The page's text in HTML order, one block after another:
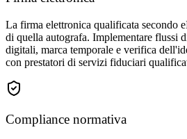
La firma elettronica qualificata secondo
di quella autografa. Implementare flussi
digitali, marca temporale e verifica
con prestatori di servizi fiduciari
Compliance normativa